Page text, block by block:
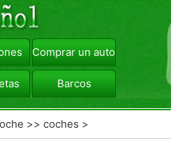
Comprar un automóvil
Barcos
>>coches >